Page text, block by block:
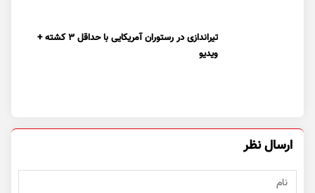
تیراندازی در رستوران آمریکایی با حداقل ۳ کشته +
ویدیو
ارسال نظر